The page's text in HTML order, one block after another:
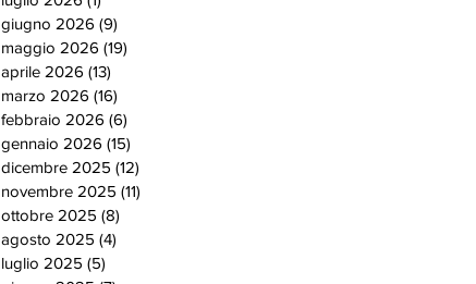
giugno 2026 (9)
maggio 2026 (19)
aprile 2026 (13)
marzo 2026 (16)
febbraio 2026 (6)
gennaio 2026 (15)
dicembre 2025 (12)
novembre 2025 (11)
ottobre 2025 (8)
agosto 2025 (4)
luglio 2025 (5)